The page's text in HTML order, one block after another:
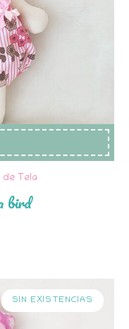
de Tela
bird
SIN EXISTENCIAS